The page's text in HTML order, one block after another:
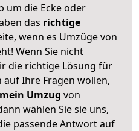
um die Ecke oder
das richtige
wenn es Umzüge von
Wenn Sie nicht
die richtige Lösung für
auf Ihre Fragen wollen,
Umzug von
wählen Sie sie uns,
passende Antwort auf